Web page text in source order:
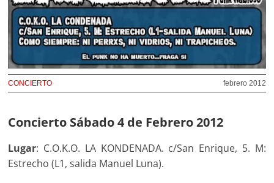
febrero 2012
CONCIERTO
Concierto Sábado 4 de Febrero 2012
Lugar: C.O.K.O. LA KONDENADA. c/San Enrique, 5. M:
Estrecho (L1, salida Manuel Luna).